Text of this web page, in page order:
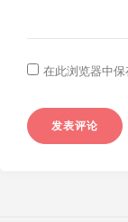
在此浏览器中保